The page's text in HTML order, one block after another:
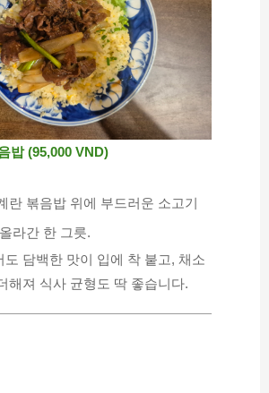
밥 (95,000 VND)
란 볶음밥 위에 부드러운 소고기
라간 한 그릇.
도 담백한 맛이 입에 착 붙고, 채소
해져 식사 균형도 딱 좋습니다.